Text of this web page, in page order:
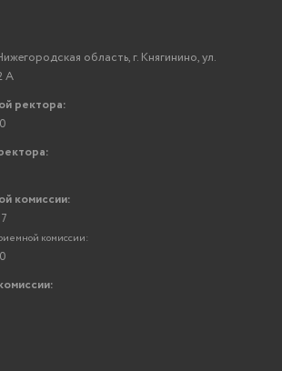
область, г. Княгинино, ул.
А
ректора:
комиссии:
комиссии: